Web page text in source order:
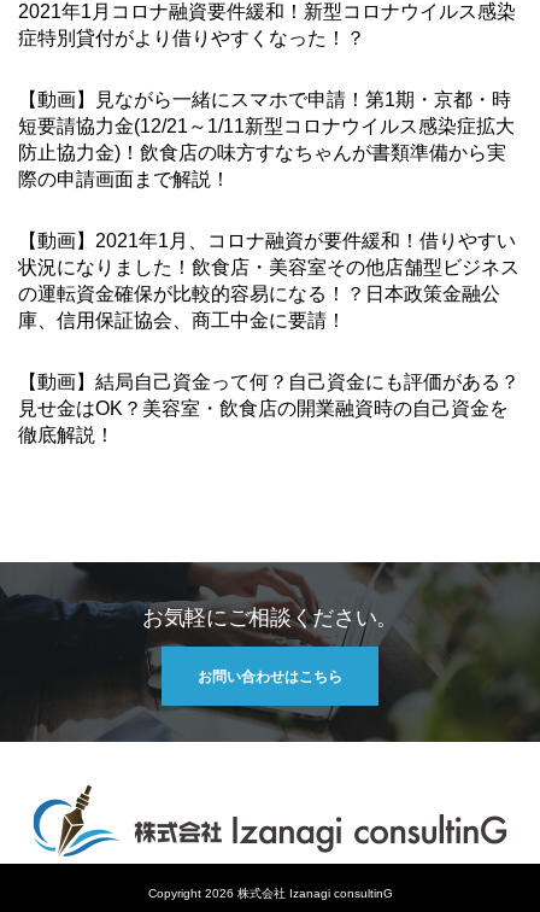
2021年1月コロナ融資要件緩和！新型コロナウイルス感染
症特別貸付がより借りやすくなった！？
【動画】見ながら一緒にスマホで申請！第1期・京都・時
短要請協力金(12/21～1/11新型コロナウイルス感染症拡大
防止協力金)！飲食店の味方すなちゃんが書類準備から実
際の申請画面まで解説！
【動画】2021年1月、コロナ融資が要件緩和！借りやすい
状況になりました！飲食店・美容室その他店舗型ビジネス
の運転資金確保が比較的容易になる！？日本政策金融公
庫、信用保証協会、商工中金に要請！
【動画】結局自己資金って何？自己資金にも評価がある？
見せ金はOK？美容室・飲食店の開業融資時の自己資金を
徹底解説！
お気軽にご相談ください。
お問い合わせはこちら
Copyright 2026 株式会社 Izanagi consultinG